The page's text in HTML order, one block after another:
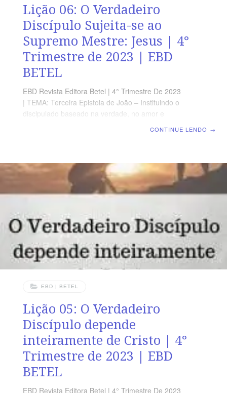
Lição 06: O Verdadeiro
Discípulo Sujeita-se ao
Supremo Mestre: Jesus | 4°
Trimestre de 2023 | EBD
BETEL
EBD Revista Editora Betel | 4° Trimestre De 2023
| TEMA: Terceira Epistola de João – Instituindo o
discipulado baseado na verdade, no amor e
Pedro 5.4 VERDADE APLICADA Para ser um bom
discípulo de Cristo, precisa, mais que qualquer atributo,
ser escolhido e abençoado por Deus OBJETIVOS DA
compromissos do discípuloMostrar
CONTINUE LENDO →
EBD | BETEL
Lição 05: O Verdadeiro
Discípulo depende
inteiramente de Cristo | 4°
Trimestre de 2023 | EBD
BETEL
EBD Revista Editora Betel | 4° Trimestre De 2023